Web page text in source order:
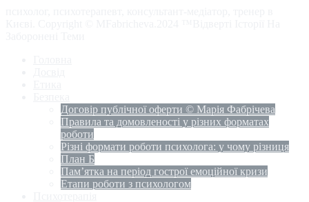
Договір публічної оферти © Марія Фабрічева
Правила та домовленості у різних форматах
роботи
Різні формати роботи психолога: у чому різниця
План Б
Пам’ятка на період гострої емоційної кризи
Етапи роботи з психологом